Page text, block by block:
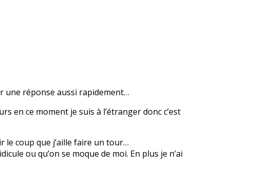
une réponse aussi rapidement…
en ce moment je suis à l’étranger donc c’est
le coup que j’aille faire un tour…
ou qu’on se moque de moi. En plus je n’ai